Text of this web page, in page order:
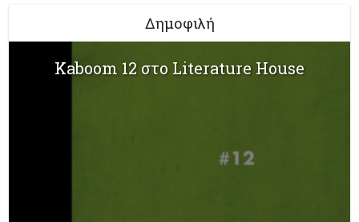
Δημοφιλή
Kaboom 12 στο Literature House